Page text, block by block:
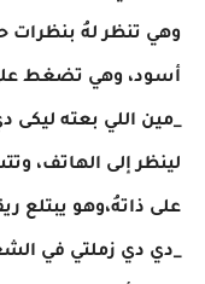
وهي تنظر لهُ بنظرات
أسود، وهي تضغط
_مين اللي بعته ليكى
لينظر إلى الهاتف،
على ذاتهُ،وهو يبتلع
_دي دي زملتي في